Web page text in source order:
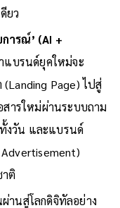
Journey)
ว
ารณ์’ (AI +
แบรนด์ยุคใหม่จะ
Page) ไปสู่
ารใหม่ผ่านระบบถาม
งวัน และแบรนด์
ติ